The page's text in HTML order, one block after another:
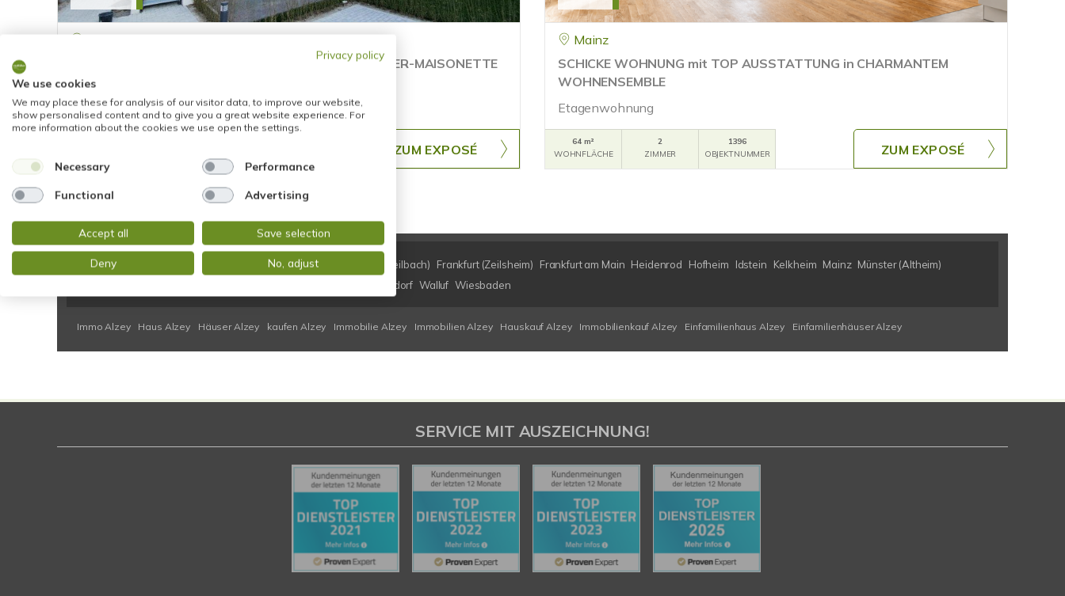
AUSSERGEWÖHNLICH CHARMANT! SCHICKE 4-ZIMMER-MAISONETTE
mit EINBAUKÜCHE, BALKON, PKW-STELLPLATZ
Maisonettewohnung
ZUM EXPOSÉ
Mainz
SCHICKE WOHNUNG mit TOP AUSSTATTUNG in CHARMANTEM
WOHNENSEMBLE
Etagenwohnung
64 m²
WOHNFLÄCHE
2
ZIMMER
1396
OBJEKTNUMMER
ZUM EXPOSÉ
Alzey Essenheim Flörsheim (Bad Weilbach) Frankfurt (Zeilsheim) Frankfurt am Main Heidenrod Hofheim Idstein Kelkheim Mainz Münster (Altheim)
Walldorf Walluf Wiesbaden
Immo Alzey Haus Alzey Häuser Alzey kaufen Alzey Immobilie Alzey Immobilien Alzey Hauskauf Alzey Immobilienkauf Alzey Einfamilienhaus Alzey Einfamilienhäuser Alzey
SERVICE MIT AUSZEICHNUNG!
Privacy policy
We use cookies
We may place these for analysis of our visitor data, to improve our website,
show personalised content and to give you a great website experience. For
more information about the cookies we use open the settings.
Necessary Performance
Functional Advertising
Accept all Save selection
Deny No, adjust